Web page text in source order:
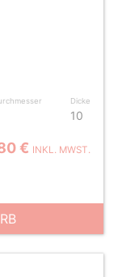
Dicke
10
€ INKL. MWST.